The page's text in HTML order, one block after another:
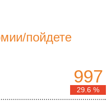
пойдете
997
29.6 %